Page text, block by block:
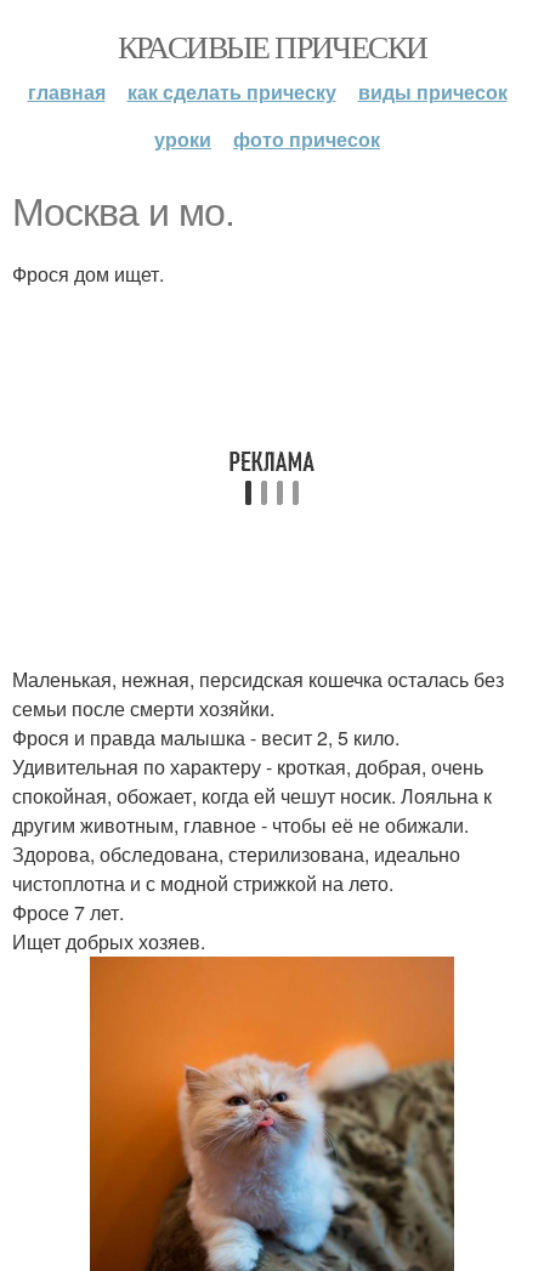
КРАСИВЫЕ ПРИЧЕСКИ
главная как сделать прическу
виды причесок
уроки
фото причесок
Москва и мо.
Фрося дом ищет.
Маленькая, нежная, персидская кошечка осталась без
семьи после смерти хозяйки.
Фрося и правда малышка - весит 2, 5 кило.
Удивительная по характеру - кроткая, добрая, очень
спокойная, обожает, когда ей чешут носик. Лояльна к
другим животным, главное - чтобы её не обижали.
Здорова, обследована, стерилизована, идеально
чистоплотна и с модной стрижкой на лето.
Фросе 7 лет.
Ищет добрых хозяев.